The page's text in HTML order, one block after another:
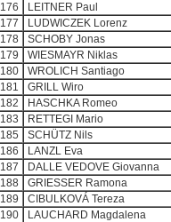
176
LEITNER Paul
177
LUDWICZEK Lorenz
178
SCHOBY Jonas
179
WIESMAYR Niklas
180
WROLICH Santiago
181
GRILL Wiro
182
HASCHKA Romeo
183
RETTEGI Mario
185
SCHÜTZ Nils
186
LANZL Eva
187
DALLE VEDOVE Giovanna
188
GRIESSER Ramona
189
CIBULKOVÁ Tereza
190
LAUCHARD Magdalena